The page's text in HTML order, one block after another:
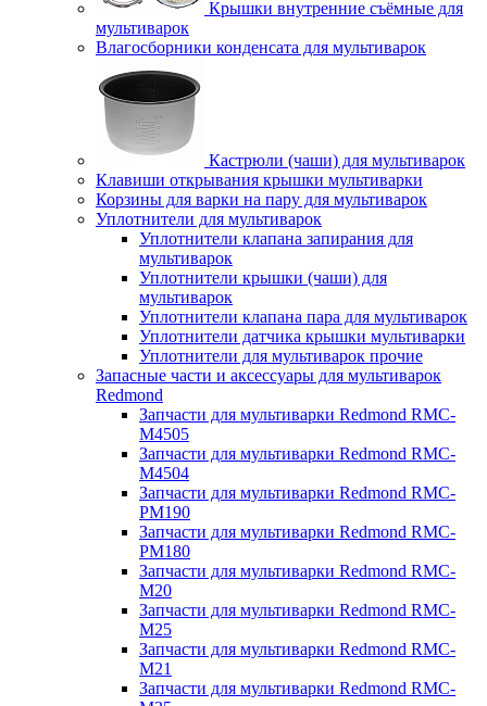
Крышки внутренние съёмные для
мультиварок
Влагосборники конденсата для мультиварок
Кастрюли (чаши) для мультиварок
Клавиши открывания крышки мультиварки
Корзины для варки на пару для мультиварок
Уплотнители для мультиварок
Уплотнители клапана запирания для
мультиварок
Уплотнители крышки (чаши) для
мультиварок
Уплотнители клапана пара для мультиварок
Уплотнители датчика крышки мультиварки
Уплотнители для мультиварок прочие
Запасные части и аксессуары для мультиварок
Redmond
Запчасти для мультиварки Redmond RMC-
M4505
Запчасти для мультиварки Redmond RMC-
M4504
Запчасти для мультиварки Redmond RMC-
PM190
Запчасти для мультиварки Redmond RMC-
PM180
Запчасти для мультиварки Redmond RMC-
M20
Запчасти для мультиварки Redmond RMC-
M25
Запчасти для мультиварки Redmond RMC-
M21
Запчасти для мультиварки Redmond RMC-